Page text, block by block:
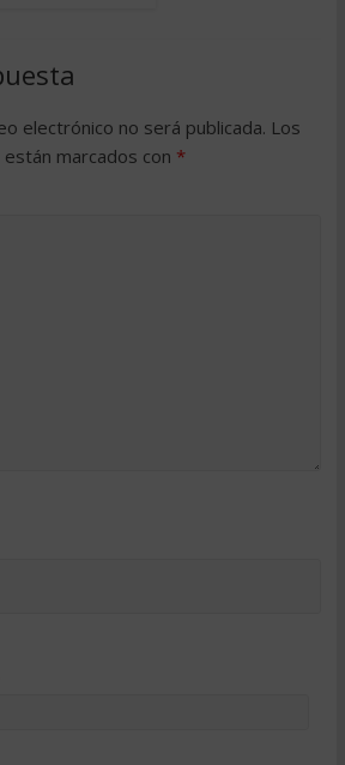
electrónico no será publicada. Los
marcados con *